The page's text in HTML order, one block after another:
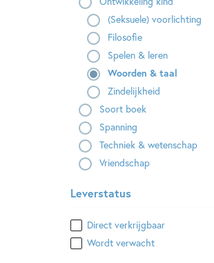
(Seksuele) voorlichting
Filosofie
Spelen & leren
Woorden & taal
Zindelijkheid
Soort boek
Spanning
Techniek & wetenschap
Vriendschap
Leverstatus
Direct verkrijgbaar
Wordt verwacht